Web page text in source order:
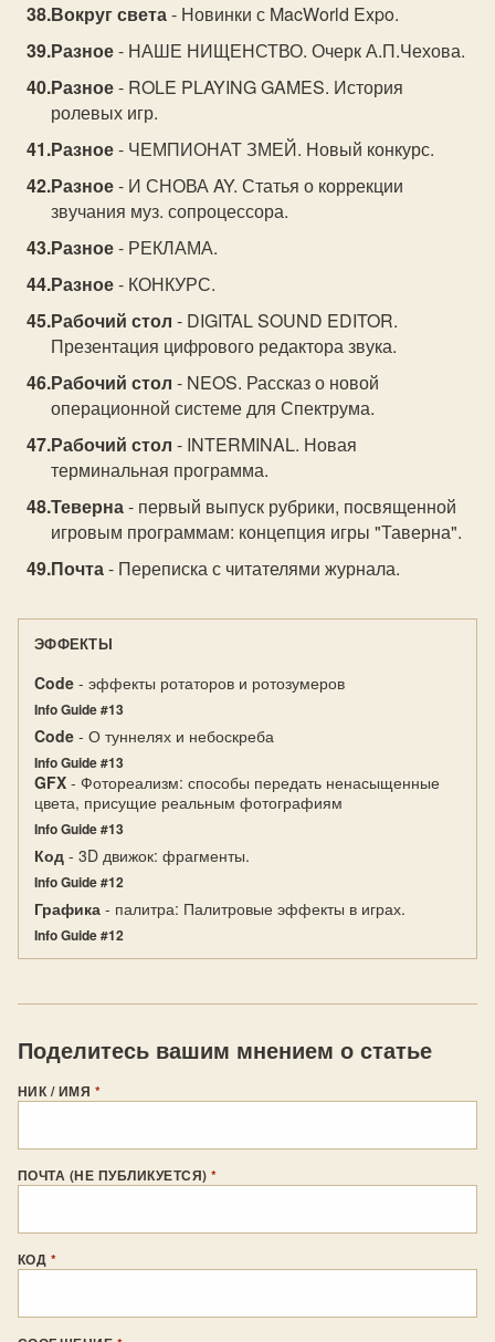
Вокруг света- Новинки с MacWorld Expo.
Разное- НАШЕ НИЩЕНСТВО. Очерк А.П.Чехова.
Разное- ROLE PLAYING GAMES. История
ролевых игр.
Разное- ЧЕМПИОНАТ ЗМЕЙ. Новый конкурс.
Разное- И СНОВА AY. Статья о коррекции
звучания муз. сопроцессора.
Разное- РЕКЛАМА.
Разное- КОНКУРС.
Рабочий стол - DIGITAL SOUND EDITOR.
Презентация цифрового редактора звука.
Рабочий стол - NEOS. Рассказ о новой
операционной системе для Спектрума.
Рабочий стол - INTERMINAL. Новая
терминальная программа.
Теверна- первый выпуск рубрики, посвященной
игровым программам: концепция игры "Таверна".
Почта- Переписка с читателями журнала.
ЭФФЕКТЫ
Code - эффекты ротаторов и ротозумеров
Info Guide #13
Code - О туннелях и небоскреба
Info Guide #13
GFX - Фотореализм: способы передать ненасыщенные
цвета, присущие реальным фотографиям
Info Guide #13
Код - 3D движок: фрагменты.
Info Guide #12
Графика - палитра: Палитровые эффекты в играх.
Info Guide #12
Поделитесь вашим мнением о статье
НИК / ИМЯ *
ПОЧТА (НЕ ПУБЛИКУЕТСЯ)*
КОД *